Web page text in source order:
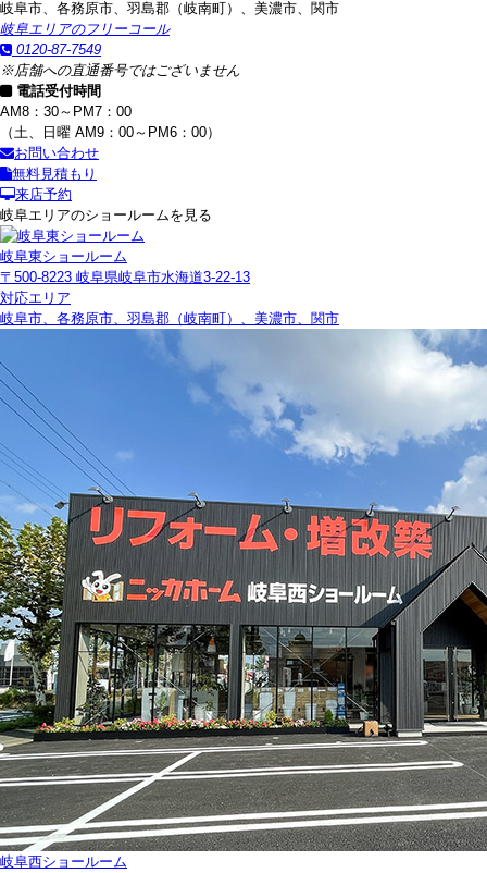
岐阜市、各務原市、羽島郡（岐南町）、美濃市、関市
岐阜エリアのフリーコール
0120-87-7549
※店舗への直通番号ではございません
電話受付時間
AM8：30～PM7：00
（土、日曜 AM9：00～PM6：00）
お問い合わせ
無料見積もり
来店予約
岐阜エリアのショールームを見る
岐阜東ショールーム
〒500-8223 岐阜県岐阜市水海道3-22-13
対応エリア
岐阜市、各務原市、羽島郡（岐南町）、美濃市、関市
岐阜西ショールーム